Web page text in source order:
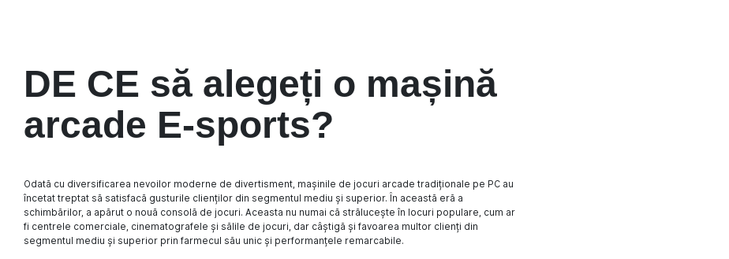
DE CE să alegeți o mașină
arcade E-sports?
Odată cu diversificarea nevoilor moderne de divertisment, mașinile de jocuri arcade tradiționale pe PC au
încetat treptat să satisfacă gusturile clienților din segmentul mediu și superior. În această eră a
schimbărilor, a apărut o nouă consolă de jocuri. Aceasta nu numai că strălucește în locuri populare, cum ar
fi centrele comerciale, cinematografele și sălile de jocuri, dar câștigă și favoarea multor clienți din
segmentul mediu și superior prin farmecul său unic și performanțele remarcabile.